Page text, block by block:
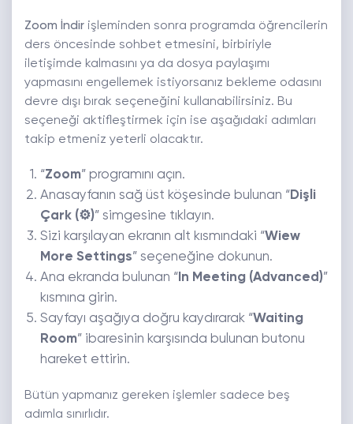
Zoom İndir işleminden sonra programda öğrencilerin
ders öncesinde sohbet etmesini, birbiriyle
iletişimde kalmasını ya da dosya paylaşımı
yapmasını engellemek istiyorsanız bekleme odasını
devre dışı bırak seçeneğini kullanabilirsiniz. Bu
seçeneği aktifleştirmek için ise aşağıdaki adımları
takip etmeniz yeterli olacaktır.
“Zoom” programını açın.
Anasayfanın sağ üst köşesinde bulunan “Dişli
Çark (⚙)” simgesine tıklayın.
Sizi karşılayan ekranın alt kısmındaki “Wiew
More Settings” seçeneğine dokunun.
Ana ekranda bulunan “ In Meeting (Advanced)”
kısmına girin.
Sayfayı aşağıya doğru kaydırarak “Waiting
Room” ibaresinin karşısında bulunan butonu
hareket ettirin.
Bütün yapmanız gereken işlemler sadece beş
adımla sınırlıdır.